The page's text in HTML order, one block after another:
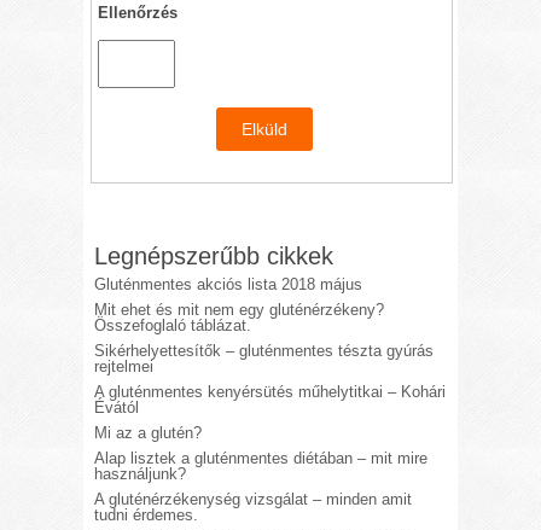
Ellenőrzés
Legnépszerűbb cikkek
Gluténmentes akciós lista 2018 május
Mit ehet és mit nem egy gluténérzékeny?
Összefoglaló táblázat.
Sikérhelyettesítők – gluténmentes tészta gyúrás
rejtelmei
A gluténmentes kenyérsütés műhelytitkai – Kohári
Évától
Mi az a glutén?
Alap lisztek a gluténmentes diétában – mit mire
használjunk?
A gluténérzékenység vizsgálat – minden amit
tudni érdemes.